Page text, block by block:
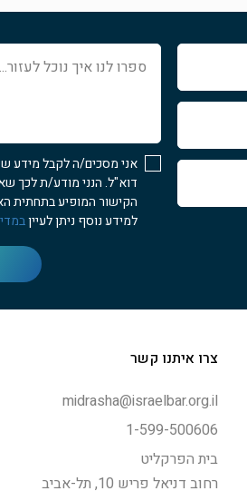
ספרו
לנו
אני מסכים/ה לקבל מידע
דוא"ל. הנני מודע/ת לכך
הקישור המופיע בתחתית
למידע נוסף ניתן לעיין
צרו איתנו קשר
midrasha@israelbar.org.il
1-599-500606
בית הפרקליט
רחוב דניאל פריש 10, תל-אביב